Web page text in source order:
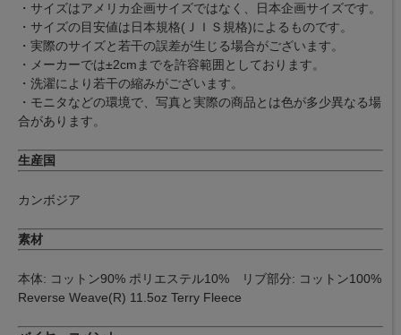
・サイズはアメリカ企画サイズではなく、日本企画サイズです。
・サイズの目安値は日本規格(ＪＩＳ規格)によるものです。
・実際のサイズと若干の誤差が生じる場合がございます。
・メーカーでは±2cmまでを許容範囲としております。
・洗濯により若干の縮みがございます。
・モニタなどの環境で、写真と実際の商品とは色が多少異なる場
合があります。
生産国
カンボジア
素材
本体: コットン90% ポリエステル10% リブ部分: コットン100%
Reverse Weave(R) 11.5oz Terry Fleece